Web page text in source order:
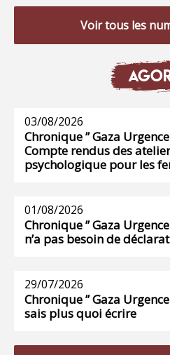
Voir tous les
03/08/2026
Chronique ” Gaza
Compte rendus des
psychologique pour les
01/08/2026
Chronique ” Gaza
n’a pas besoin de
29/07/2026
Chronique ” Gaza
sais plus quoi écrire